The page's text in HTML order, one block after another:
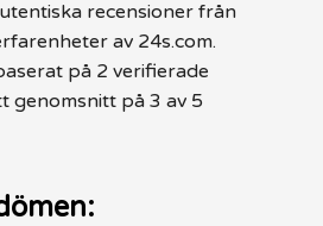
recensioner från
av 24s.com.
på 2 verifierade
genomsnitt på 3 av 5